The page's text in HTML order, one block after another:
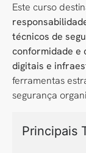
Este curso
técnicos de
conformidade
digitais e
ferramentas
segurança
Principais